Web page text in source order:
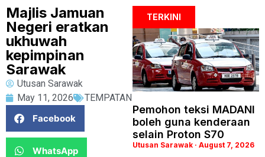
Majlis Jamuan
Negeri eratkan
ukhuwah
kepimpinan
Sarawak
Utusan Sarawak
May 11, 2026
TEMPATAN
Facebook
WhatsApp
TERKINI
Pemohon teksi MADANI
boleh guna kenderaan
selain Proton S70
Utusan Sarawak August 7, 2026